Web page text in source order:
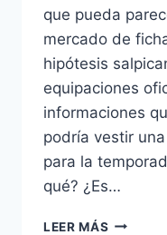
que pueda
mercado de
hipótesis
equipaciones
informaciones
podría vestir
para la
qué? ¿Es…
LEER MÁS LA